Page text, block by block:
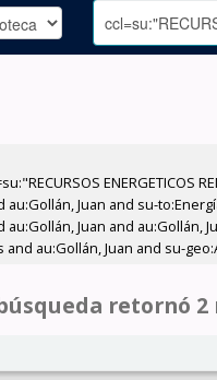
Juan and su-
Juan and
au:Gollán, Juan and su-
retornó